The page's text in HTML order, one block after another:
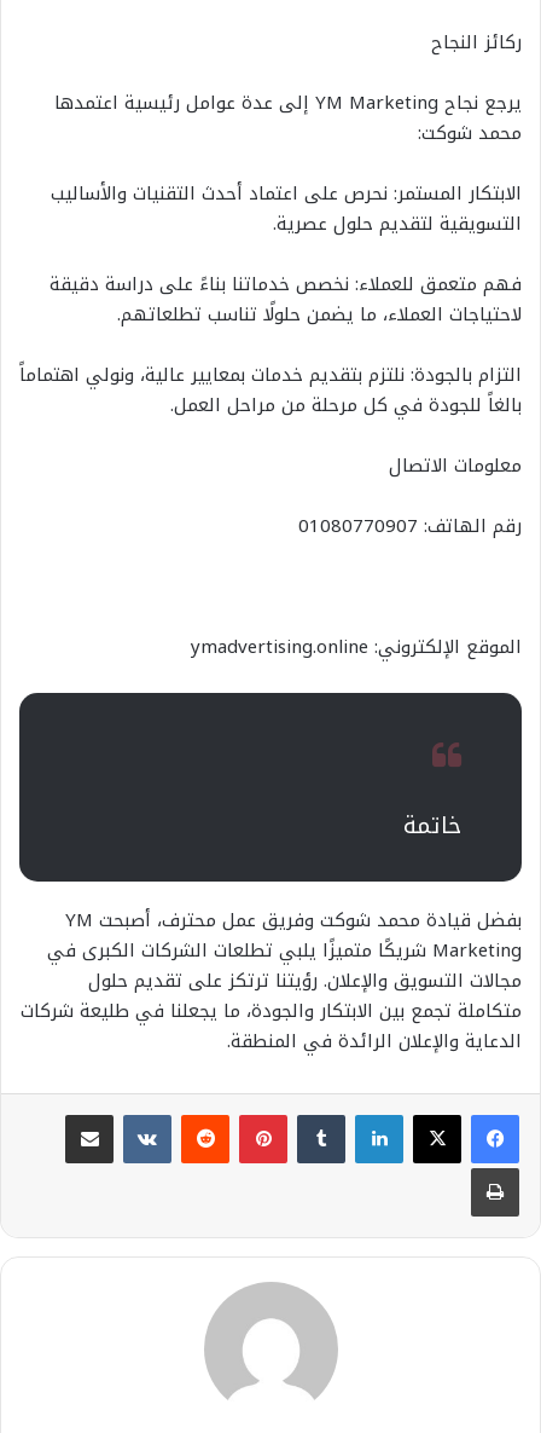
ركائز النجاح
يرجع نجاح YM Marketing إلى عدة عوامل رئيسية اعتمدها
محمد شوكت:
الابتكار المستمر: نحرص على اعتماد أحدث التقنيات والأساليب
التسويقية لتقديم حلول عصرية.
فهم متعمق للعملاء: نخصص خدماتنا بناءً على دراسة دقيقة
لاحتياجات العملاء، ما يضمن حلولًا تناسب تطلعاتهم.
التزام بالجودة: نلتزم بتقديم خدمات بمعايير عالية، ونولي اهتماماً
بالغاً للجودة في كل مرحلة من مراحل العمل.
معلومات الاتصال
رقم الهاتف: 01080770907
الموقع الإلكتروني: ymadvertising.online
خاتمة
بفضل قيادة محمد شوكت وفريق عمل محترف، أصبحت YM
Marketing شريكًا متميزًا يلبي تطلعات الشركات الكبرى في
مجالات التسويق والإعلان. رؤيتنا ترتكز على تقديم حلول
متكاملة تجمع بين الابتكار والجودة، ما يجعلنا في طليعة شركات
الدعاية والإعلان الرائدة في المنطقة.
لينكدإن بينتيريست
مشاركة عبر البريد
طباعة